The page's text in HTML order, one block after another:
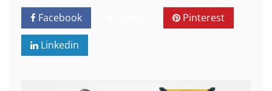
Facebook Pinterest
Linkedin